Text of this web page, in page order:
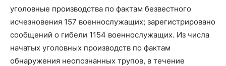
уголовные производства по фактам безвестного
исчезновения 157 военнослужащих; зарегистрировано
сообщений о гибели 1154 военнослужащих. Из числа
начатых уголовных производств по фактам
обнаружения неопознанных трупов, в течение